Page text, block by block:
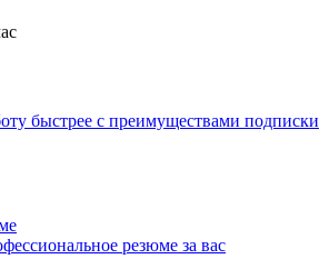
быстрее с преимуществами подписки
резюме за вас